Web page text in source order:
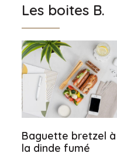
Les boites B.
Baguette bretzel à
la dinde fumé